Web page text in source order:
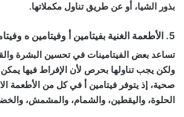
بذور الشيا، أو عن طريق تناول مكملاتها.
5. الأطعمة الغنية بفيتامين أ وفيتامين ه وفيتامين د
تساعد بعض الفيتامينات في تحسين البشرة
ولكن يجب تناولها بحرص لأن الإفراط فيها
صحية، إذ يتوفر فيتامين أ في كل من الأطعمة
الحلوة، واليقطين، والشمام، والمشمش،